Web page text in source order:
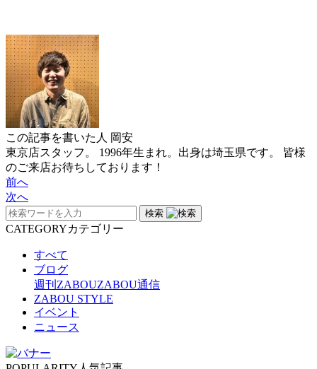
この記事を書いた人 岡安
東京店スタッフ。 1996年生まれ。出身は埼玉県です。 皆様
のご来店お待ちしております！
前へ
次へ
検索
CATEGORYカテゴリー
すべて
ブログ
週刊ZABOUZABOU通信
ZABOU STYLE
イベント
ニュース